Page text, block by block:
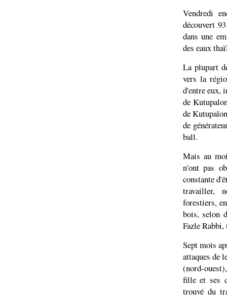
Vendredi
découvert
dans une
des eaux
La plupart
vers la
d'entre eux,
de
de
de
ball.
Mais au
n'ont pas
constante
travailler,
forestiers,
bois, selon
Fazle Rabbi,
Sept mois
attaques de
(nord-
fille et ses
trouvé du